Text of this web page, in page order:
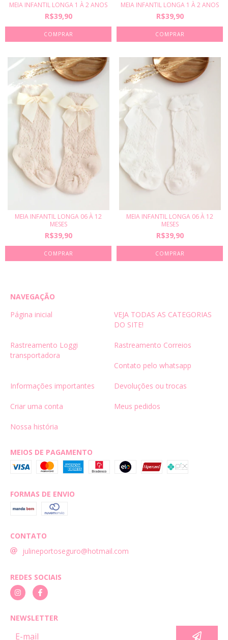
MEIA INFANTIL LONGA 1 À 2 ANOS
R$39,90
MEIA INFANTIL LONGA 1 À 2 ANOS
R$39,90
MEIA INFANTIL LONGA 06 À 12
MESES
R$39,90
MEIA INFANTIL LONGA 06 À 12
MESES
R$39,90
NAVEGAÇÃO
Página inicial
VEJA TODAS AS CATEGORIAS
DO SITE!
Rastreamento Loggi
transportadora
Rastreamento Correios
Contato pelo whatsapp
Informações importantes Devoluções ou trocas
Criar uma conta Meus pedidos
Nossa história
MEIOS DE PAGAMENTO
FORMAS DE ENVIO
CONTATO
julineportoseguro@hotmail.com
REDES SOCIAIS
NEWSLETTER